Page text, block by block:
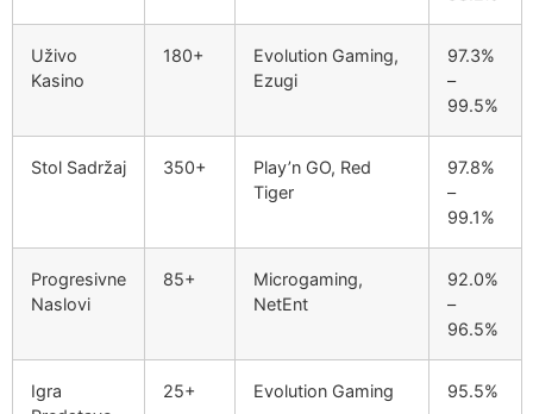
Uživo
Kasino
180+
Evolution Gaming,
Ezugi
97.3%
–
99.5%
Stol Sadržaj 350+
Play’n GO, Red
Tiger
97.8%
–
99.1%
Progresivne
Naslovi
85+
Microgaming,
NetEnt
92.0%
–
96.5%
Igra
25+ Evolution Gaming
95.5%